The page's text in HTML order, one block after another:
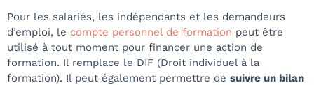
Pour les salariés, les indépendants et les demandeurs
d’emploi, le compte personnel de formation peut être
utilisé à tout moment pour financer une action de
formation. Il remplace le DIF (Droit individuel à la
formation). Il peut également permettre de suivre un bilan